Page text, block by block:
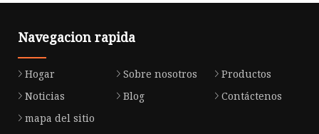
Navegacion rapida
Hogar Sobre nosotros
Productos
Noticias
Blog
Contáctenos
mapa del sitio